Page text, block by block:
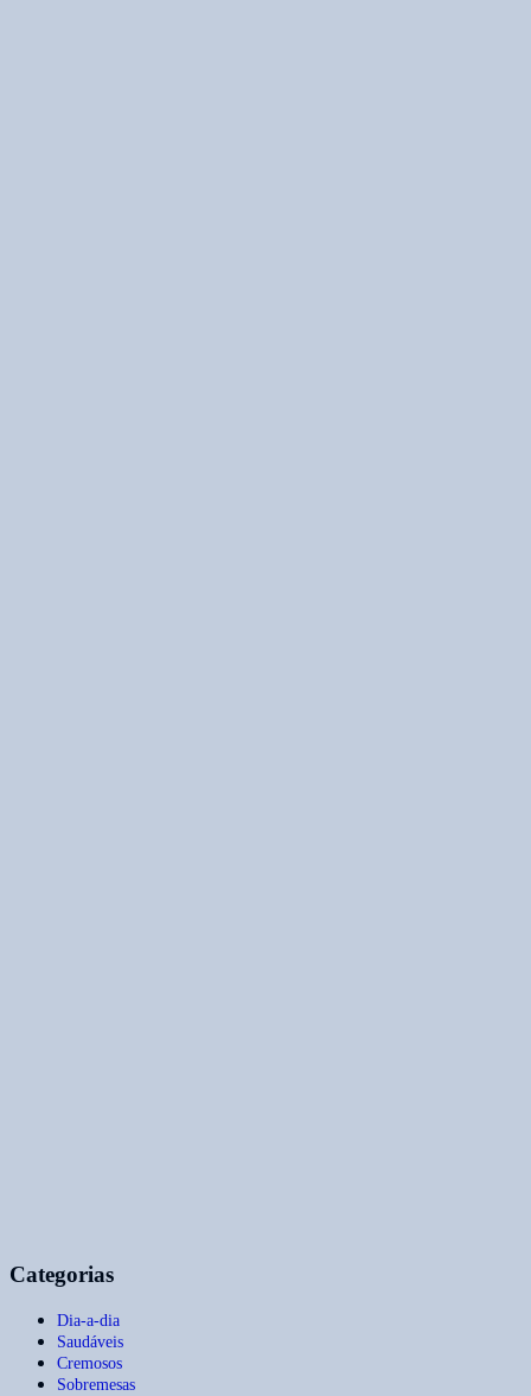
Categorias
Dia-a-dia
Saudáveis
Cremosos
Sobremesas